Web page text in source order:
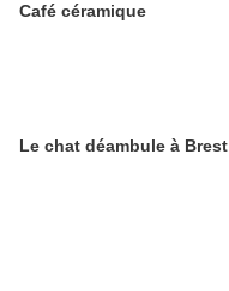
Café céramique
Le chat déambule à Brest